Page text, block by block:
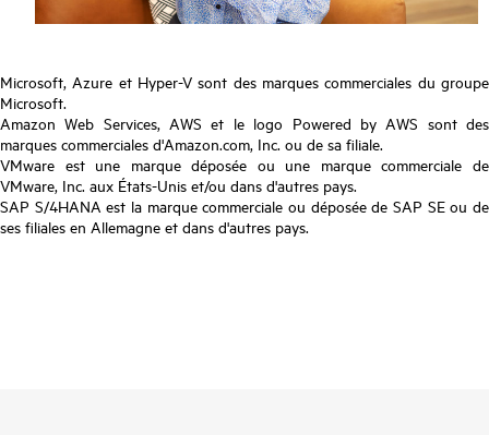
Microsoft, Azure et Hyper-V sont des marques commerciales du groupe
Microsoft.
Amazon Web Services, AWS et le logo Powered by AWS sont des
marques commerciales d'Amazon.com, Inc. ou de sa filiale.
VMware est une marque déposée ou une marque commerciale de
VMware, Inc. aux États-Unis et/ou dans d'autres pays.
SAP S/4HANA est la marque commerciale ou déposée de SAP SE ou de
ses filiales en Allemagne et dans d'autres pays.